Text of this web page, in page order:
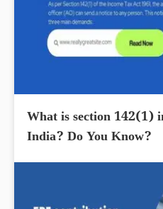
What is section 142(1)
India? Do You Know?